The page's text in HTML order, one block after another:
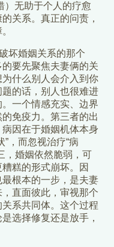
）无助于个人的疗愈
关系。真正的问责，
坏婚姻关系的那个
要先聚焦夫妻俩的关
什么别人会介入到你
的话，别人也很难进
一个情感充实、边界
免疫力。第三者的出
因在于婚姻机体本身
，而忽视治疗“病
，婚姻依然脆弱，可
糕的形式崩坏。因
根本的一步，是夫妻
直面彼此，审视那个
系共同体。这个过程
选择修复还是放手，